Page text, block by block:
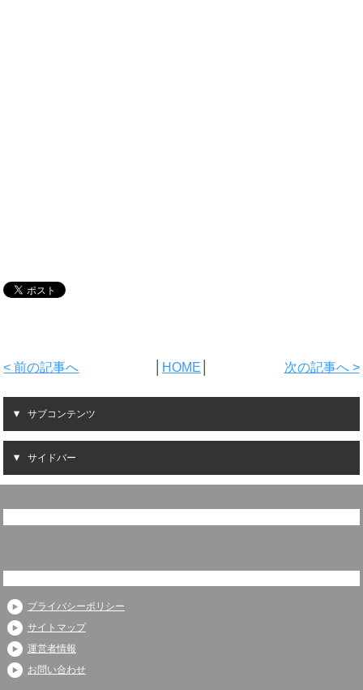
< 前の記事へ HOME 次の記事へ >
サブコンテンツ
サイドバー
プライバシーポリシー
サイトマップ
運営者情報
お問い合わせ